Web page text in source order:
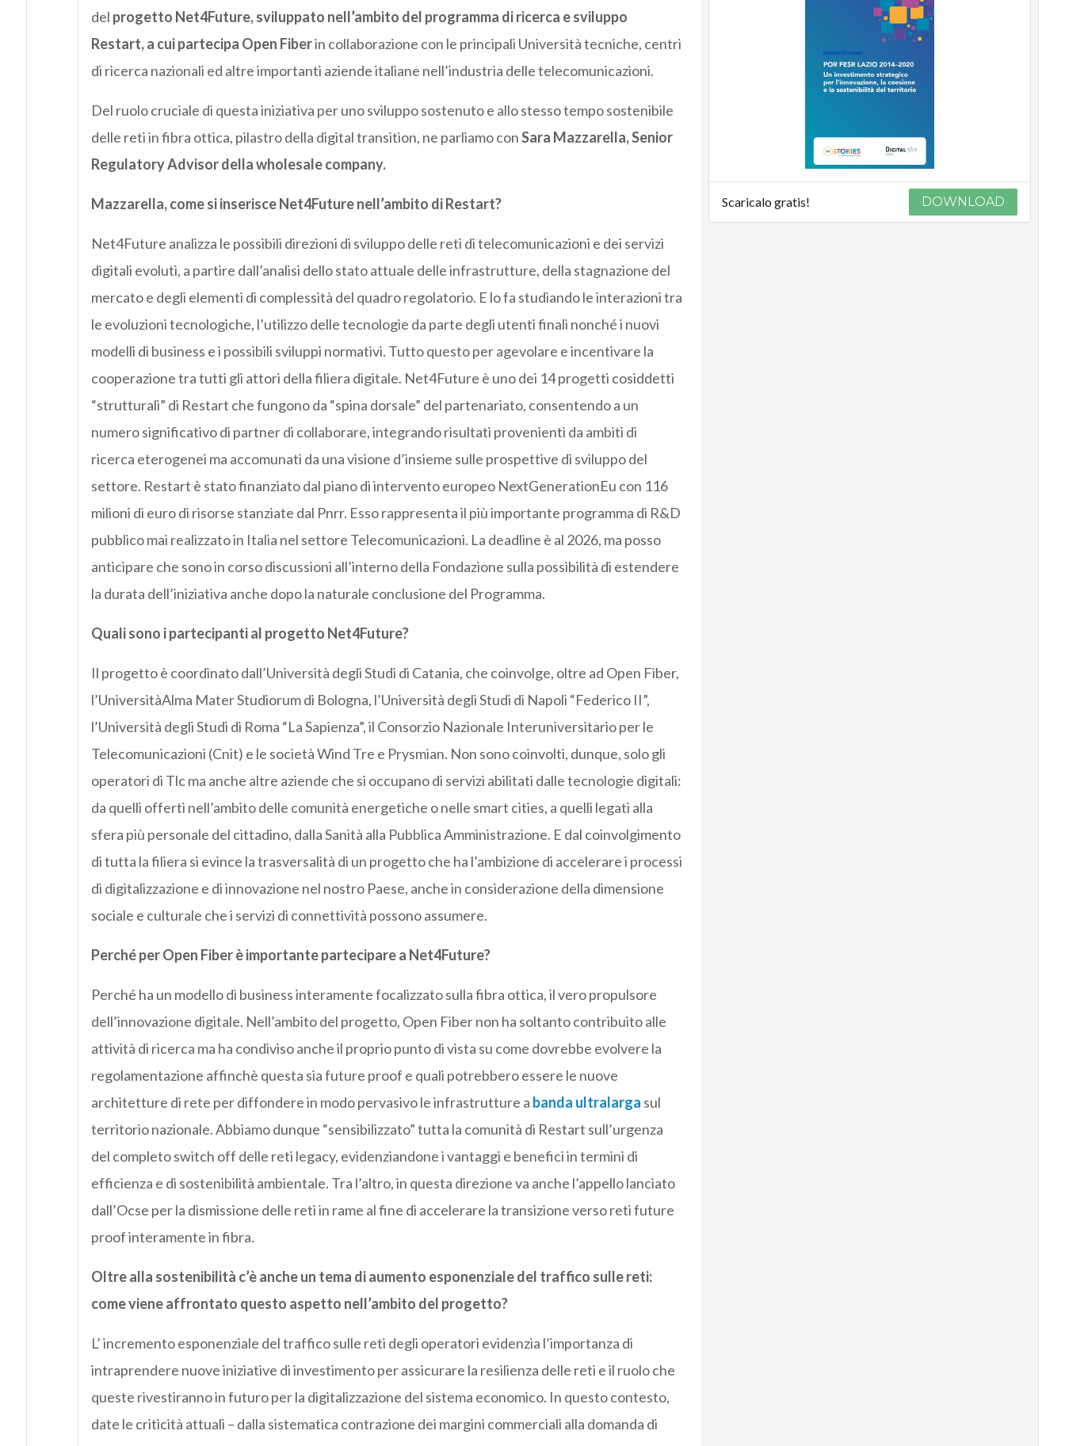
del progetto Net4Future, sviluppato nell’ambito del programma di ricerca e sviluppo
Restart, a cui partecipa Open Fiberin collaborazione con le principali Università tecniche, centri
di ricerca nazionali ed altre importanti aziende italiane nell’industria delle telecomunicazioni.
Del ruolo cruciale di questa iniziativa per uno sviluppo sostenuto e allo stesso tempo sostenibile
delle reti in fibra ottica, pilastro della digital transition, ne parliamo conSara Mazzarella, Senior
Regulatory Advisor della wholesale company.
Mazzarella, come si inserisce Net4Future nell’ambito di Restart?
Net4Future analizza le possibili direzioni di sviluppo delle reti di telecomunicazioni e dei servizi
digitali evoluti, a partire dall’analisi dello stato attuale delle infrastrutture, della stagnazione del
mercato e degli elementi di complessità del quadro regolatorio. E lo fa studiando le interazioni tra
le evoluzioni tecnologiche, l’utilizzo delle tecnologie da parte degli utenti finali nonché i nuovi
modelli di business e i possibili sviluppi normativi. Tutto questo per agevolare e incentivare la
cooperazione tra tutti gli attori della filiera digitale. Net4Future è uno dei 14 progetti cosiddetti
“strutturali” di Restart che fungono da “spina dorsale” del partenariato, consentendo a un
numero significativo di partner di collaborare, integrando risultati provenienti da ambiti di
ricerca eterogenei ma accomunati da una visione d’insieme sulle prospettive di sviluppo del
settore. Restart è stato finanziato dal piano di intervento europeo NextGenerationEu con 116
milioni di euro di risorse stanziate dal Pnrr. Esso rappresenta il più importante programma di R&D
pubblico mai realizzato in Italia nel settore Telecomunicazioni. La deadline è al 2026, ma posso
anticipare che sono in corso discussioni all’interno della Fondazione sulla possibilità di estendere
la durata dell’iniziativa anche dopo la naturale conclusione del Programma.
Quali sono i partecipanti al progetto Net4Future?
Il progetto è coordinato dall’Università degli Studi di Catania, che coinvolge, oltre ad Open Fiber,
l’UniversitàAlma Mater Studiorum di Bologna, l’Università degli Studi di Napoli “Federico II”,
l’Università degli Studi di Roma “La Sapienza”, il Consorzio Nazionale Interuniversitario per le
Telecomunicazioni (Cnit) e le società Wind Tre e Prysmian. Non sono coinvolti, dunque, solo gli
operatori di Tlc ma anche altre aziende che si occupano di servizi abilitati dalle tecnologie digitali:
da quelli offerti nell’ambito delle comunità energetiche o nelle smart cities, a quelli legati alla
sfera più personale del cittadino, dalla Sanità alla Pubblica Amministrazione. E dal coinvolgimento
di tutta la filiera si evince la trasversalità di un progetto che ha l’ambizione di accelerare i processi
di digitalizzazione e di innovazione nel nostro Paese, anche in considerazione della dimensione
sociale e culturale che i servizi di connettività possono assumere.
Perché per Open Fiber è importante partecipare a Net4Future?
Perché ha un modello di business interamente focalizzato sulla fibra ottica, il vero propulsore
dell’innovazione digitale. Nell’ambito del progetto, Open Fiber non ha soltanto contribuito alle
attività di ricerca ma ha condiviso anche il proprio punto di vista su come dovrebbe evolvere la
regolamentazione affinchè questa sia future proof e quali potrebbero essere le nuove
architetture di rete per diffondere in modo pervasivo le infrastrutture a banda ultralarga sul
territorio nazionale. Abbiamo dunque “sensibilizzato” tutta la comunità di Restart sull’urgenza
del completo switch off delle reti legacy, evidenziandone i vantaggi e benefici in termini di
efficienza e di sostenibilità ambientale. Tra l’altro, in questa direzione va anche l’appello lanciato
dall’Ocse per la dismissione delle reti in rame al fine di accelerare la transizione verso reti future
proof interamente in fibra.
Oltre alla sostenibilità c’è anche un tema di aumento esponenziale del traffico sulle reti:
come viene affrontato questo aspetto nell’ambito del progetto?
L’ incremento esponenziale del traffico sulle reti degli operatori evidenzia l’importanza di
intraprendere nuove iniziative di investimento per assicurare la resilienza delle reti e il ruolo che
queste rivestiranno in futuro per la digitalizzazione del sistema economico. In questo contesto,
date le criticità attuali – dalla sistematica contrazione dei margini commerciali alla domanda di
Scaricalo gratis! DOWNLOAD